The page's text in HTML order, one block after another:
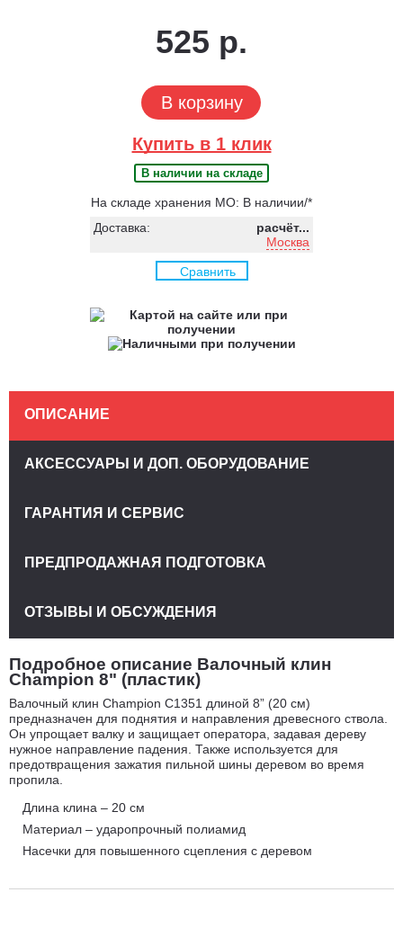
525 р.
В корзину
Купить в 1 клик
В наличии на складе
На складе хранения МО: В наличии/*
Доставка:
расчёт...
Москва
Сравнить
Подробное описание Валочный клин
Champion 8" (пластик)
Валочный клин Champion C1351 длиной 8” (20 см)
предназначен для поднятия и направления древесного ствола.
Он упрощает валку и защищает оператора, задавая дереву
нужное направление падения. Также используется для
предотвращения зажатия пильной шины деревом во время
пропила.
Длина клина – 20 см
Материал – ударопрочный полиамид
Насечки для повышенного сцепления с деревом
ОПИСАНИЕ
АКСЕССУАРЫ И ДОП. ОБОРУДОВАНИЕ
ГАРАНТИЯ И СЕРВИС
ПРЕДПРОДАЖНАЯ ПОДГОТОВКА
ОТЗЫВЫ И ОБСУЖДЕНИЯ